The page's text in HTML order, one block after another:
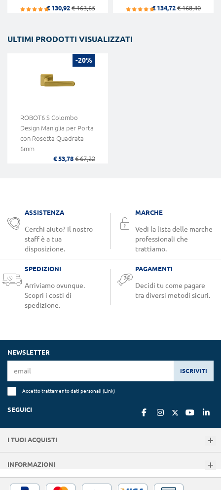
€ 130,92 € 163,65 € 134,72 € 168,40
ULTIMI PRODOTTI VISUALIZZATI
-20%
ROBOT6 S Colombo
Design Maniglia per Porta
con Rosetta Quadrata
6mm
€ 53,78 € 67,22
ASSISTENZA
Cerchi aiuto? Il nostro
staff è a tua
disposizione.
MARCHE
Vedi la lista delle marche
professionali che
trattiamo.
SPEDIZIONI
Arriviamo ovunque.
Scopri i costi di
spedizione.
PAGAMENTI
Decidi tu come pagare
tra diversi metodi sicuri.
NEWSLETTER
ISCRIVITI
Accetto trattamento dati personali (Link)
SEGUICI
I TUOI ACQUISTI
INFORMAZIONI